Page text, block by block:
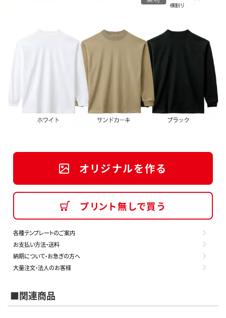
オリジナルを作る
プリント無しで買う
各種テンプレートのご案内
お支払い方法・送料
納期について・お急ぎの方へ
大量注文・法人のお客様
■関連商品